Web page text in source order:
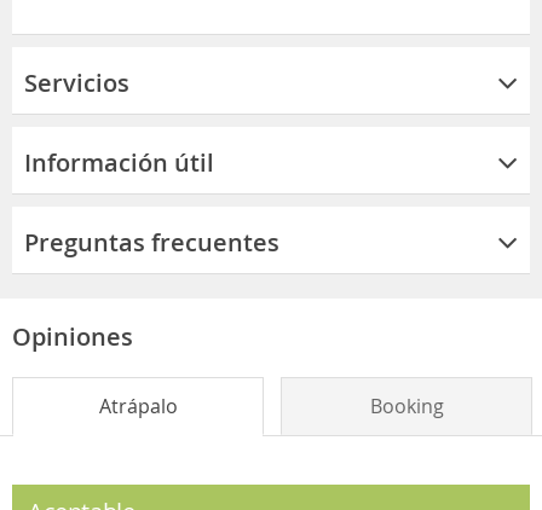
Servicios
Información útil
Preguntas frecuentes
Opiniones
Atrápalo Booking